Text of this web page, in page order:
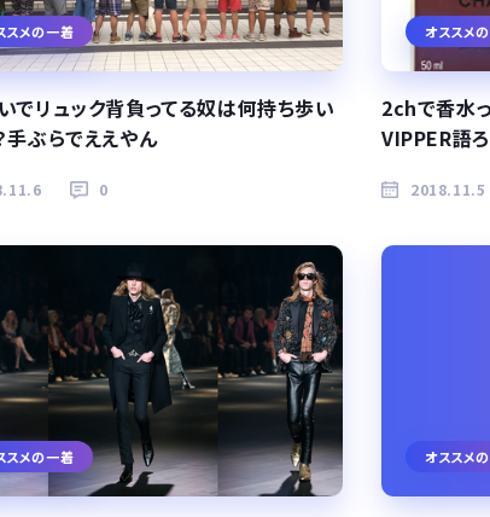
スメの一着
でリュック背負ってる奴は何持ち歩い
手ぶらでええやん
0
オススメ
2chで香水
VIPPER語
2018.11.5
スメの一着 オススメ